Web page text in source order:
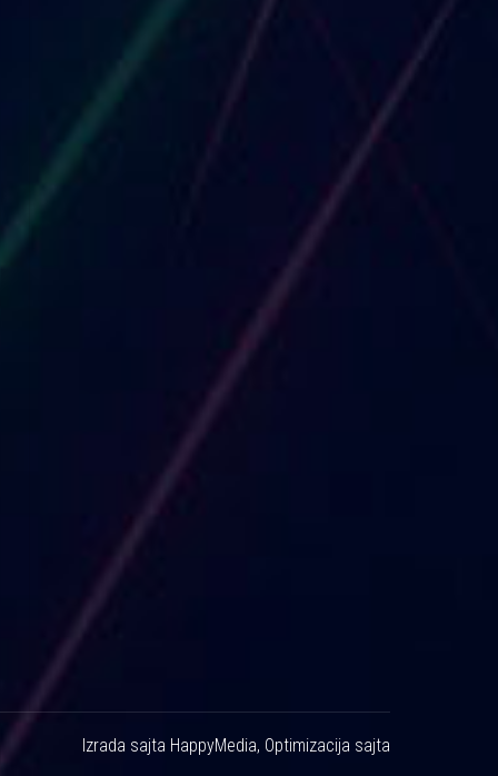
Izrada sajta HappyMedia, Optimizacija sajta